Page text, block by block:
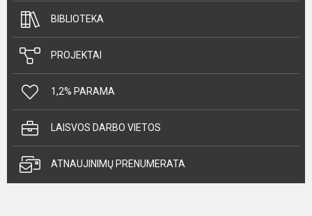
BIBLIOTEKA
PROJEKTAI
1,2% PARAMA
LAISVOS DARBO VIETOS
ATNAUJINIMŲ PRENUMERATA